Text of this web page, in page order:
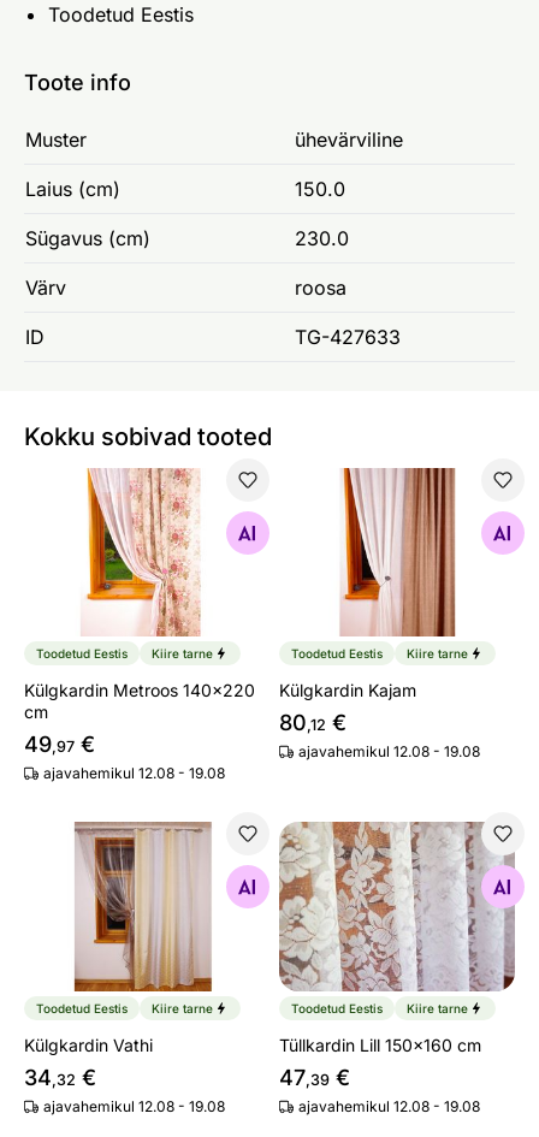
Toodetud Eestis
Toote info
Muster ühevärviline
Laius (cm) 150.0
Sügavus (cm) 230.0
Värv roosa
ID TG-427633
Kokku sobivad tooted
Külgkardin Metroos 140x220 cm
Otsi sarnaseid
Toodetud Eestis Kiire tarne
Külgkardin Metroos 140x220
cm
49,97 €
ajavahemikul 12.08 - 19.08
Külgkardin Kajam
Otsi sarnaseid
Toodetud Eestis Kiire tarne
Külgkardin Kajam
80,12 €
ajavahemikul 12.08 - 19.08
Külgkardin Vathi
Otsi sarnaseid
Toodetud Eestis Kiire tarne
Külgkardin Vathi
34,32 €
ajavahemikul 12.08 - 19.08
Tüllkardin Lill 150x160 cm
Otsi sarnaseid
Toodetud Eestis Kiire tarne
Tüllkardin Lill 150x160 cm
47,39 €
ajavahemikul 12.08 - 19.08